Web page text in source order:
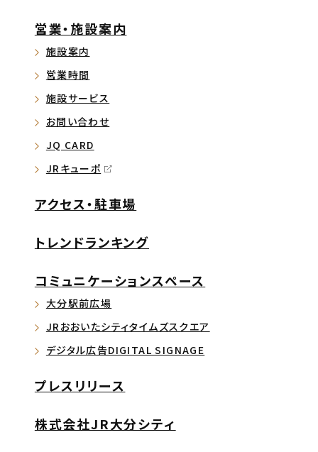
営業・施設案内
施設案内
営業時間
施設サービス
お問い合わせ
JQ CARD
JRキューポ
アクセス・駐車場
トレンドランキング
コミュニケーションスペース
大分駅前広場
JRおおいたシティタイムズスクエア
デジタル広告DIGITAL SIGNAGE
プレスリリース
株式会社JR大分シティ